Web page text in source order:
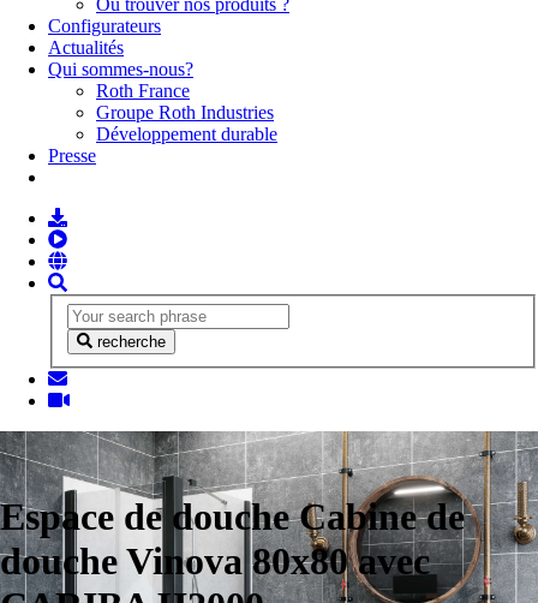
Où trouver nos produits ?
Configurateurs
Actualités
Qui sommes-nous?
Roth France
Groupe Roth Industries
Développement durable
Presse
recherche
Espace de douche Cabine de
douche Vinova 80x80 avec